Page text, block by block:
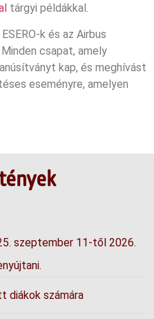
tárgyi példákkal.
k és az Airbus
csapat, amely
kap, és meghívást
eseményre, amelyen
szeptember 11-től 2026.
diákok számára